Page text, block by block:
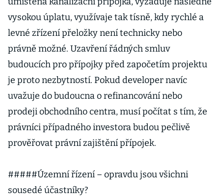
vysokou úplatu, využívaje tak tísně, kdy rychlé a
levné zřízení přeložky není technicky nebo
právně možné. Uzavření řádných smluv
budoucích pro přípojky před započetím projektu
je proto nezbytností. Pokud developer navíc
uvažuje do budoucna o refinancování nebo
prodeji obchodního centra, musí počítat s tím, že
právníci případného investora budou pečlivě
prověřovat právní zajištění přípojek.
#####Územní řízení – opravdu jsou všichni
sousedé účastníky?